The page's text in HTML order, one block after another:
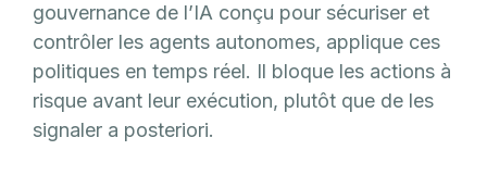
gouvernance de l’IA conçu pour sécuriser et
contrôler les agents autonomes, applique ces
politiques en temps réel. Il bloque les actions à
risque avant leur exécution, plutôt que de les
signaler a posteriori.